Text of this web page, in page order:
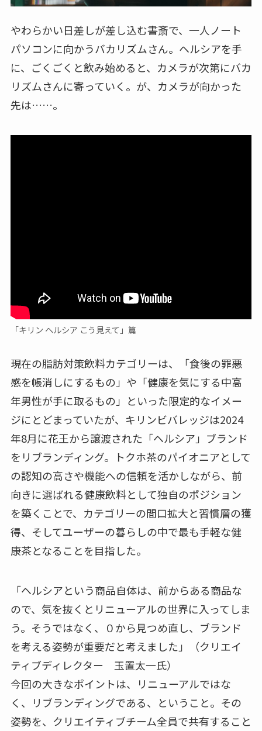
やわらかい日差しが差し込む書斎で、一人ノート
パソコンに向かうバカリズムさん。ヘルシアを手
に、ごくごくと飲み始めると、カメラが次第にバカ
リズムさんに寄っていく。が、カメラが向かった
先は……。
「キリン ヘルシア こう見えて」篇
現在の脂肪対策飲料カテゴリーは、「食後の罪悪
感を帳消しにするもの」や「健康を気にする中高
年男性が手に取るもの」といった限定的なイメー
ジにとどまっていたが、キリンビバレッジは2024
年8月に花王から譲渡された「ヘルシア」ブランド
をリブランディング。トクホ茶のパイオニアとして
の認知の高さや機能への信頼を活かしながら、前
向きに選ばれる健康飲料として独自のポジション
を築くことで、カテゴリーの間口拡大と習慣層の獲
得、そしてユーザーの暮らしの中で最も手軽な健
康茶となることを目指した。
「ヘルシアという商品自体は、前からある商品な
ので、気を抜くとリニューアルの世界に入ってしま
う。そうではなく、０から見つめ直し、ブランド
を考える姿勢が重要だと考えました」（クリエイ
ティブディレクター 玉置太一氏）
今回の大きなポイントは、リニューアルではな
く、リブランディングである、ということ。その
姿勢を、クリエイティブチーム全員で共有すること